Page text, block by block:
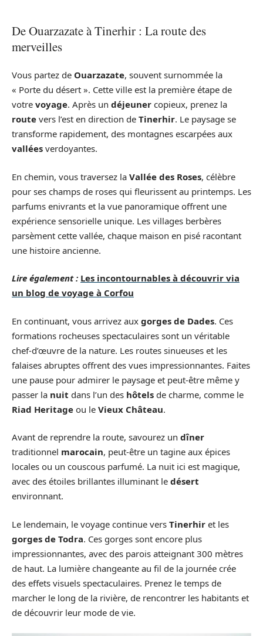
De Ouarzazate à Tinerhir : La route des
merveilles
Vous partez de Ouarzazate, souvent surnommée la
« Porte du désert ». Cette ville est la première étape de
votre voyage. Après un déjeuner copieux, prenez la
route vers l’est en direction de Tinerhir. Le paysage se
transforme rapidement, des montagnes escarpées aux
vallées verdoyantes.
En chemin, vous traversez la Vallée des Roses, célèbre
pour ses champs de roses qui fleurissent au printemps. Les
parfums enivrants et la vue panoramique offrent une
expérience sensorielle unique. Les villages berbères
parsèment cette vallée, chaque maison en pisé racontant
une histoire ancienne.
Lire également : Les incontournables à découvrir via
un blog de voyage à Corfou
En continuant, vous arrivez aux gorges de Dades. Ces
formations rocheuses spectaculaires sont un véritable
chef-d’œuvre de la nature. Les routes sinueuses et les
falaises abruptes offrent des vues impressionnantes. Faites
une pause pour admirer le paysage et peut-être même y
passer la nuit dans l’un des hôtels de charme, comme le
Riad Heritage ou le Vieux Château.
Avant de reprendre la route, savourez un dîner
traditionnel marocain, peut-être un tagine aux épices
locales ou un couscous parfumé. La nuit ici est magique,
avec des étoiles brillantes illuminant le désert
environnant.
Le lendemain, le voyage continue vers Tinerhir et les
gorges de Todra. Ces gorges sont encore plus
impressionnantes, avec des parois atteignant 300 mètres
de haut. La lumière changeante au fil de la journée crée
des effets visuels spectaculaires. Prenez le temps de
marcher le long de la rivière, de rencontrer les habitants et
de découvrir leur mode de vie.